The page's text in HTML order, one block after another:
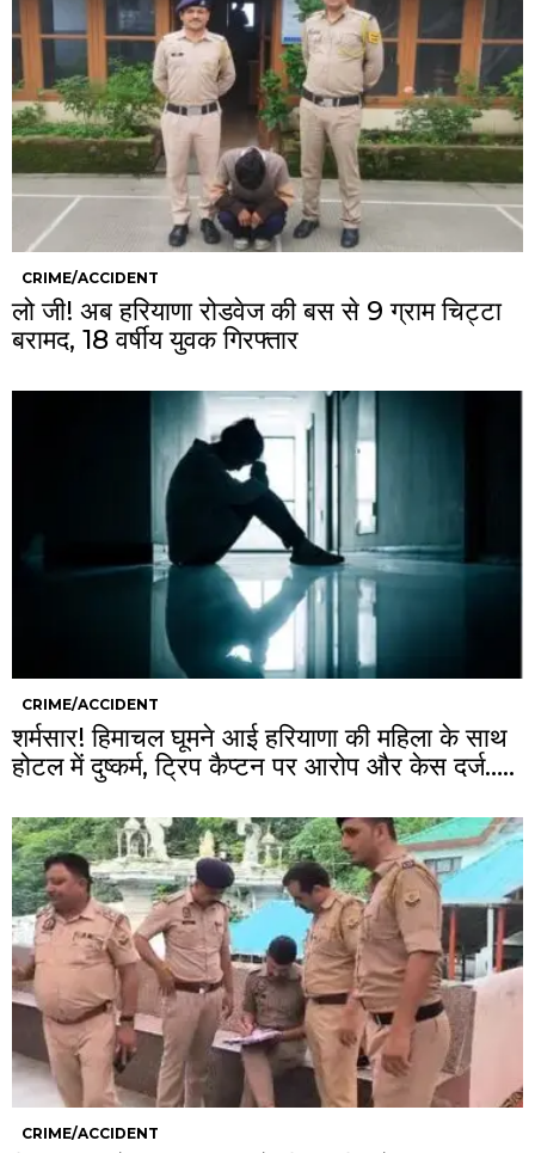
CRIME/ACCIDENT
लो जी! अब हरियाणा रोडवेज की बस से 9 ग्राम चिट्टा
बरामद, 18 वर्षीय युवक गिरफ्तार
CRIME/ACCIDENT
शर्मसार! हिमाचल घूमने आई हरियाणा की महिला के साथ
होटल में दुष्कर्म, ट्रिप कैप्टन पर आरोप और केस दर्ज…..
CRIME/ACCIDENT